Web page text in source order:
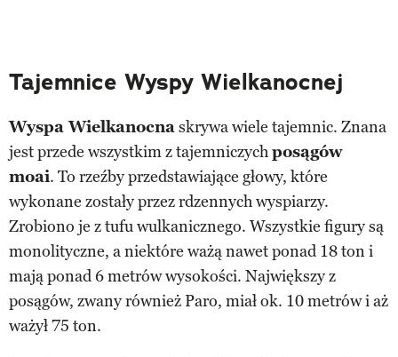
Tajemnice Wyspy Wielkanocnej
Wyspa Wielkanocnaskrywa wiele tajemnic. Znana
jest przede wszystkim z tajemniczychposągów
moai. To rzeźby przedstawiające głowy, które
wykonane zostały przez rdzennych wyspiarzy.
Zrobiono je z tufu wulkanicznego. Wszystkie figury są
monolityczne, a niektóre ważą nawet ponad 18 ton i
mają ponad 6 metrów wysokości. Największy z
posągów, zwany również Paro, miał ok. 10 metrów i aż
ważył 75 ton.